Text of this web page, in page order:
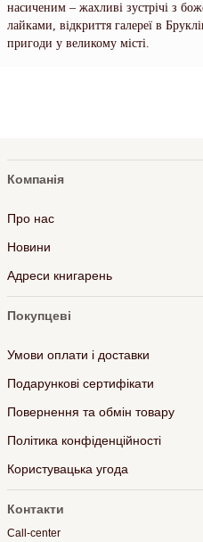
насиченим – жахливі зустрічі з
лайками, відкриття галереї в
пригоди у великому місті.
Компанія
Про нас
Новини
Адреси книгарень
Покупцеві
Умови оплати і доставки
Подарункові сертифікати
Повернення та обмін товару
Політика конфіденційності
Користувацька угода
Контакти
Call-center